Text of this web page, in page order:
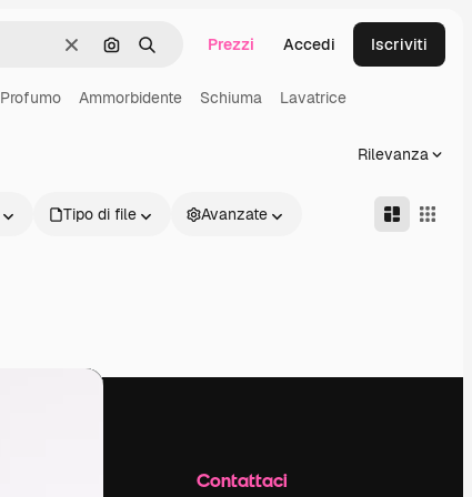
CancellaCerca per immagine
Ricerca Prezzi Accedi Iscriviti
Profumo Ammorbidente Schiuma Lavatrice
Rilevanza
Tipo di file Avanzate
Contattaci